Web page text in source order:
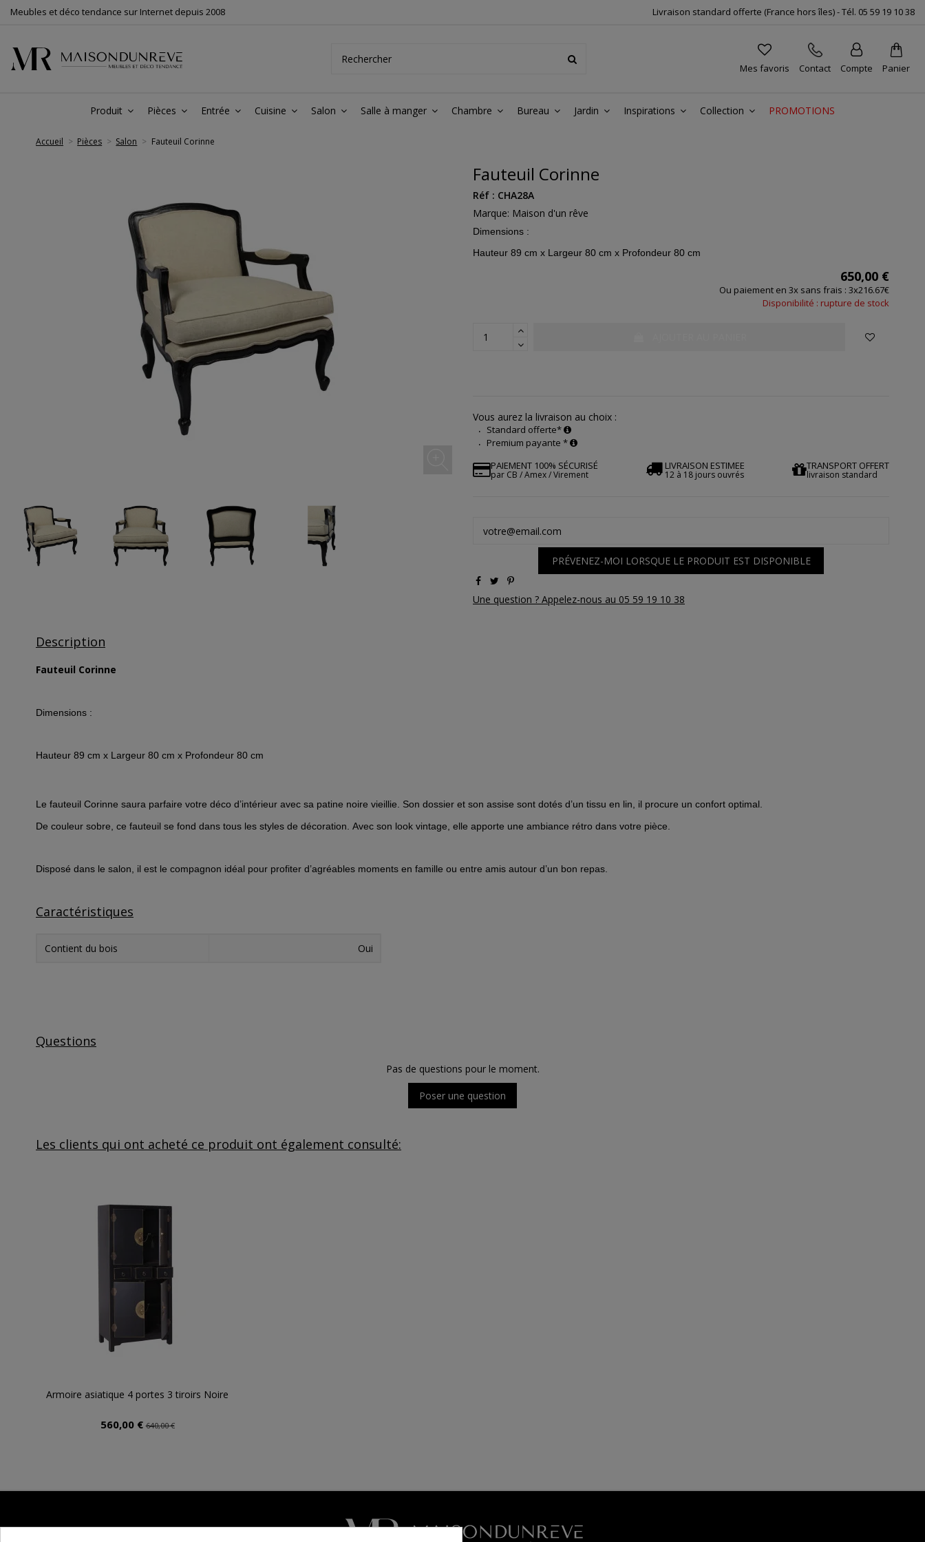
Meubles et déco tendance sur Internet depuis 2008 Livraison standard offerte (France hors îles) -Tél. 05 59 19 10 38
Mes favoris Contact Compte Panier
Produit Pièces Entrée Cuisine Salon Salle à manger Chambre Bureau Jardin Inspirations Collection PROMOTIONS
Accueil Pièces Salon Fauteuil Corinne
Fauteuil Corinne
Réf : CHA28A
Marque: Maison d'un rêve
Dimensions :
Hauteur 89 cm x Largeur 80 cm x Profondeur 80 cm
650,00 €
Ou paiement en 3x sans frais : 3x216.67€
Disponibilité : rupture de stock
Vous aurez la livraison au choix :
Standard offerte*
Premium payante *
PAIEMENT 100% SÉCURISÉ
par CB / Amex / Virement
LIVRAISON ESTIMEE
12 à 18 jours ouvrés
TRANSPORT OFFERT
livraison standard
PRÉVENEZ-MOI LORSQUE LE PRODUIT EST DISPONIBLE
Une question ? Appelez-nous au 05 59 19 10 38
Description
Fauteuil Corinne
Dimensions :
Hauteur 89 cm x Largeur 80 cm x Profondeur 80 cm
Le fauteuil Corinne saura parfaire votre déco d’intérieur avec sa patine noire vieillie. Son dossier et son assise sont dotés d’un tissu en lin, il procure un confort optimal.
De couleur sobre, ce fauteuil se fond dans tous les styles de décoration. Avec son look vintage, elle apporte une ambiance rétro dans votre pièce.
Disposé dans le salon, il est le compagnon idéal pour profiter d’agréables moments en famille ou entre amis autour d’un bon repas.
Caractéristiques
Contient du bois Oui
Questions
Pas de questions pour le moment.
Poser une question
Les clients qui ont acheté ce produit ont également consulté:
Armoire asiatique 4 portes 3 tiroirs Noire
560,00 €640,00 €